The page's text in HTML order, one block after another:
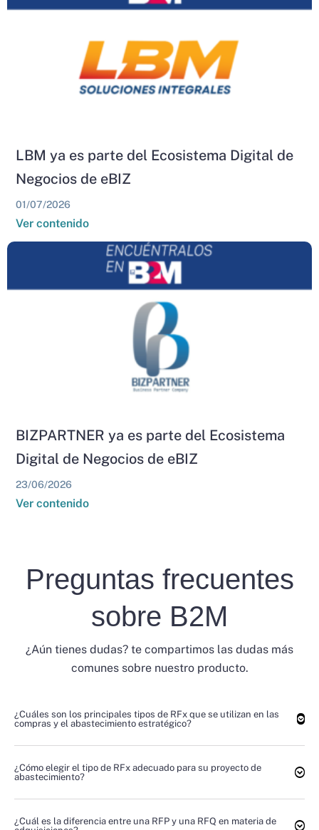
LBM ya es parte del Ecosistema Digital de
Negocios de eBIZ
01/07/2026
Ver contenido
BIZPARTNER ya es parte del Ecosistema
Digital de Negocios de eBIZ
23/06/2026
Ver contenido
Preguntas frecuentes
sobre B2M
¿Aún tienes dudas? te compartimos las dudas más
comunes sobre nuestro producto.
¿Cuáles son los principales tipos de RFx que se utilizan en las
compras y el abastecimiento estratégico?
¿Cómo elegir el tipo de RFx adecuado para su proyecto de
abastecimiento?
¿Cuál es la diferencia entre una RFP y una RFQ en materia de